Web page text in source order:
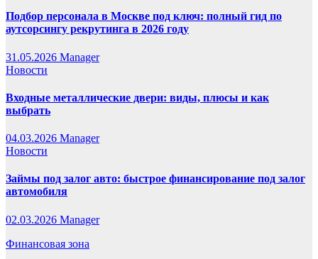
Подбор персонала в Москве под ключ: полный гид по
аутсорсингу рекрутинга в 2026 году
31.05.2026 Manager
Новости
Входные металлические двери: виды, плюсы и как
выбрать
04.03.2026 Manager
Новости
Займы под залог авто: быстрое финансирование под залог
автомобиля
02.03.2026 Manager
Финансовая зона